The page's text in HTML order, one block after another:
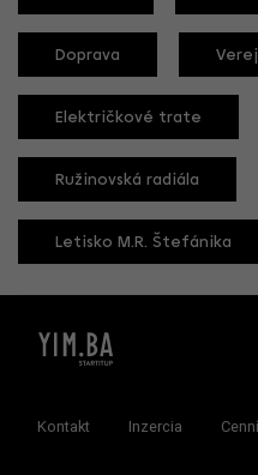
Doprava
Električkové trate
Ružinovská radiála
Letisko M.R. Štefánika
Kontakt Inzercia